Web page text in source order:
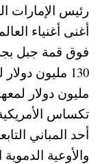
رئيس الإمارات
أغنى أغنياء
فوق قمة جبل
مليون دولار
تكساس
أحد المباني
والأوعية